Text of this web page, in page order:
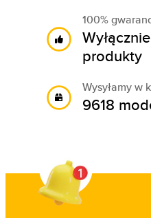
100%
produkty
Wysyłamy w
9618